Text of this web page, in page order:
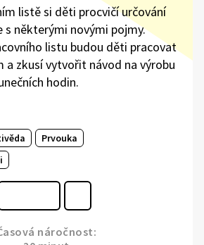
listě si děti procvičí určování
s některými novými pojmy.
listu budou děti pracovat
a zkusí vytvořit návod na výrobu
hodin.
Prvouka
náročnost: